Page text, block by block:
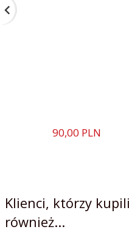
90,00 PLN
Klienci, którzy
również...